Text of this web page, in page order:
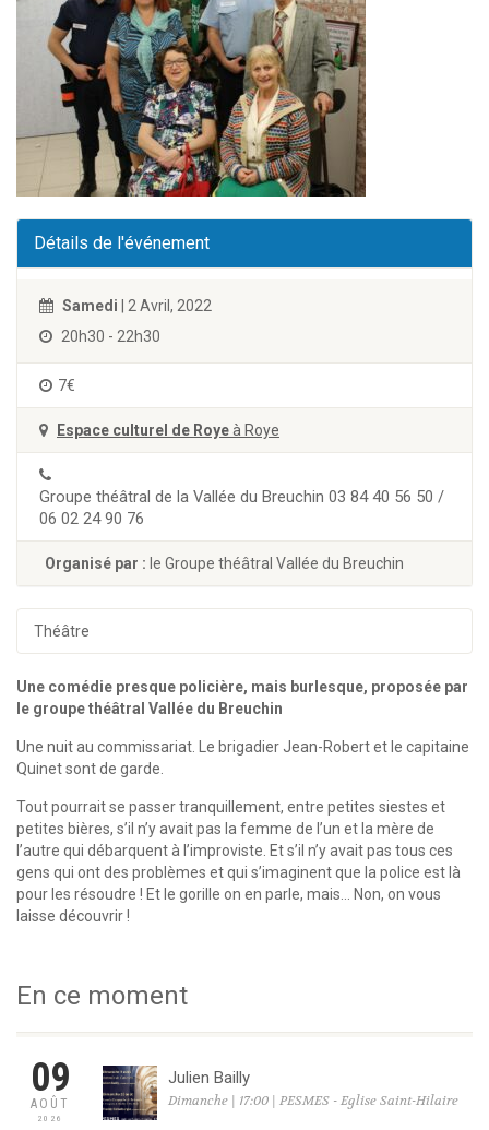
Détails de l'événement
Samedi | 2 Avril, 2022
20h30 - 22h30
7€
Espace culturel de Royeà Roye
Groupe théâtral de la Vallée du Breuchin 03 84 40 56 50 /
06 02 24 90 76
Organisé par : le Groupe théâtral Vallée du Breuchin
Théâtre
Une comédie presque policière, mais burlesque, proposée par
le groupe théâtral Vallée du Breuchin
Une nuit au commissariat. Le brigadier Jean-Robert et le capitaine
Quinet sont de garde.
Tout pourrait se passer tranquillement, entre petites siestes et
petites bières, s’il n’y avait pas la femme de l’un et la mère de
l’autre qui débarquent à l’improviste. Et s’il n’y avait pas tous ces
gens qui ont des problèmes et qui s’imaginent que la police est là
pour les résoudre ! Et le gorille on en parle, mais… Non, on vous
laisse découvrir !
En ce moment
09
AOÛT
2026
Julien Bailly
Dimanche | 17:00 | PESMES - Eglise Saint-Hilaire